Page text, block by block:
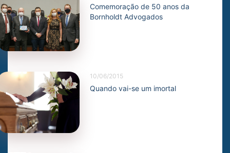
Comemoração de 50 anos da
Bornholdt Advogados
10/06/2015
Quando vai-se um imortal